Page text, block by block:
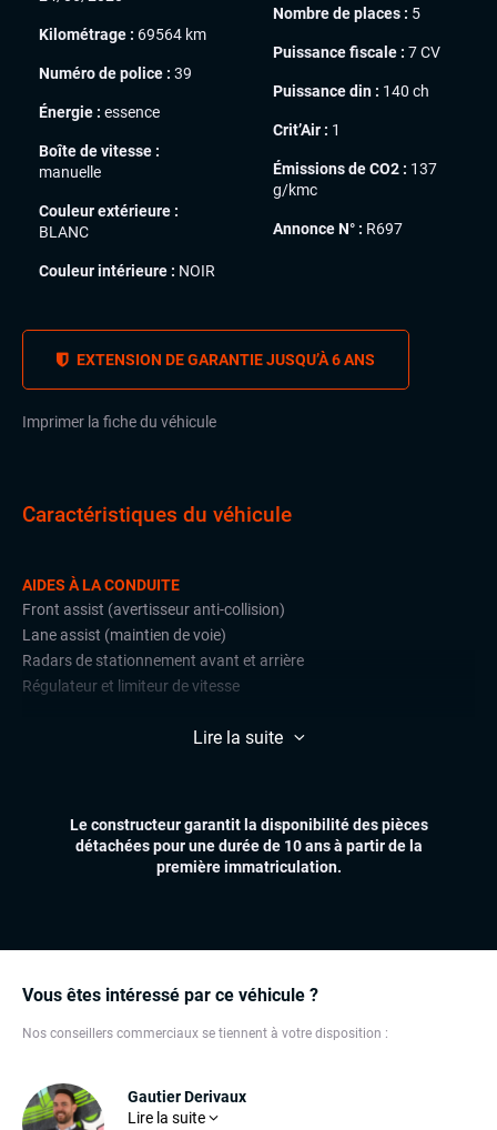
Kilométrage : 69564 km
Numéro de police : 39
Énergie : essence
Boîte de vitesse :
manuelle
Couleur extérieure :
BLANC
Couleur intérieure : NOIR
Nombre de places : 5
Puissance fiscale : 7 CV
Puissance din : 140 ch
Crit’Air : 1
Émissions de CO2 : 137
g/kmc
Annonce N° : R697
EXTENSION DE GARANTIE JUSQU’À 6 ANS
Imprimer la fiche du véhicule
Vous êtes intéressé par ce véhicule ?
Nos conseillers commerciaux se tiennent à votre disposition :
Gautier Derivaux
Son expérience dans l'automobile fait de lui un
Lire la suite
Caractéristiques du véhicule
AIDES À LA CONDUITE
Front assist (avertisseur anti-collision)
Lane assist (maintien de voie)
Radars de stationnement avant et arrière
Régulateur et limiteur de vitesse
Feux automatiques
Volant multifonctions
GPS
Téléphone Bluetooth
EXTÉRIEUR
Feux full LED
Lire la suite
Le constructeur garantit la disponibilité des pièces
détachées pour une durée de 10 ans à partir de la
première immatriculation.